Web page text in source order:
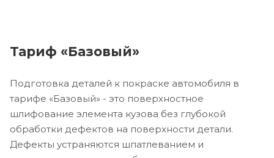
Тариф «Базовый»
Подготовка деталей к покраске автомобиля в
тарифе «Базовый» - это поверхностное
шлифование элемента кузова без глубокой
обработки дефектов на поверхности детали.
Дефекты устраняются шпатлеванием и